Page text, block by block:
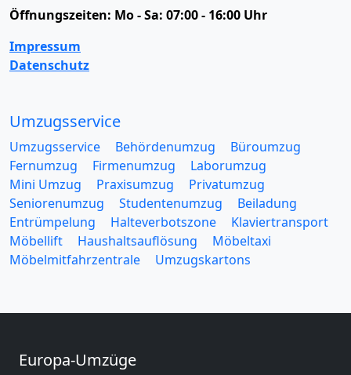
Öffnungszeiten: Mo - Sa: 07:00 - 16:00 Uhr
Impressum
Datenschutz
Umzugsservice
Umzugsservice Behördenumzug
Büroumzug
Fernumzug
Firmenumzug
Laborumzug
Mini Umzug
Praxisumzug
Privatumzug
Seniorenumzug
Studentenumzug
Beiladung
Entrümpelung
Halteverbotszone
Klaviertransport
Möbellift
Haushaltsauflösung
Möbeltaxi
Möbelmitfahrzentrale
Umzugskartons
Europa-Umzüge